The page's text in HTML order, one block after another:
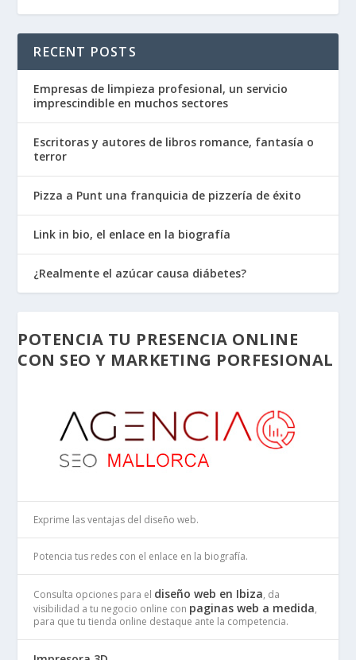
RECENT POSTS
Empresas de limpieza profesional, un servicio
imprescindible en muchos sectores
Escritoras y autores de libros romance, fantasía o
terror
Pizza a Punt una franquicia de pizzería de éxito
Link in bio, el enlace en la biografía
¿Realmente el azúcar causa diábetes?
POTENCIA TU PRESENCIA ONLINE
CON SEO Y MARKETING PORFESIONAL
Exprime las ventajas del diseño web.
Potencia tus redes con el enlace en la biografía.
Consulta opciones para el diseño web en Ibiza, da
visibilidad a tu negocio online con paginas web a medida,
para que tu tienda online destaque ante la competencia.